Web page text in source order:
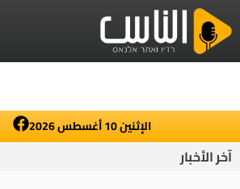
الإثنين 10 أغسطس 2026
آخر الأخبار